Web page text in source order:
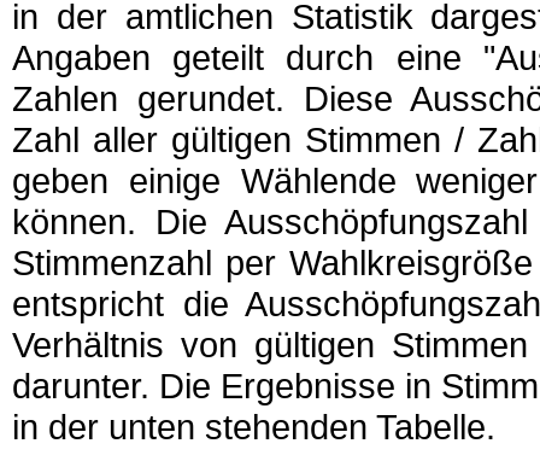
in der amtlichen Statistik
Angaben geteilt durch eine
Zahlen gerundet. Diese
Zahl aller gültigen Stimmen /
geben einige Wählende
können. Die
Stimmenzahl per
entspricht die
Verhältnis von gültigen
darunter. Die Ergebnisse in
in der unten stehenden Tabelle.